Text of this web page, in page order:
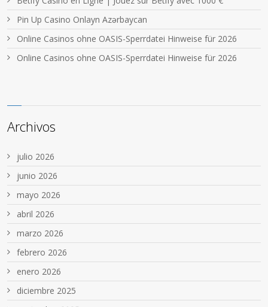
Pin Up Casino Onlayn Azərbaycan
Online Casinos ohne OASIS-Sperrdatei Hinweise für 2026
Online Casinos ohne OASIS-Sperrdatei Hinweise für 2026
Archivos
julio 2026
junio 2026
mayo 2026
abril 2026
marzo 2026
febrero 2026
enero 2026
diciembre 2025